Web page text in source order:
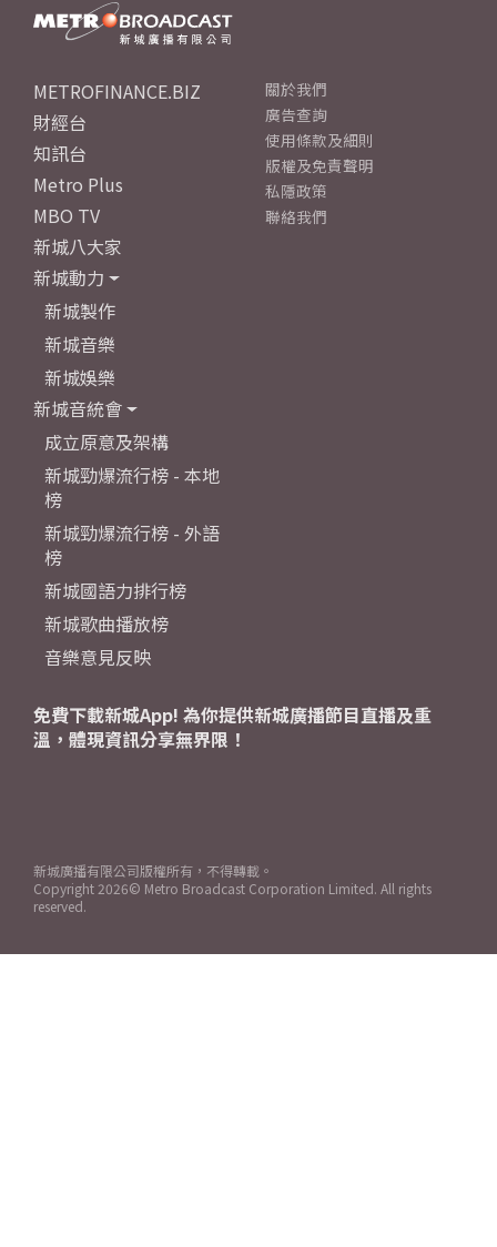
METROFINANCE.BIZ
財經台
知訊台
Metro Plus
MBO TV
新城八大家
新城動力
新城製作
新城音樂
新城娛樂
新城音統會
成立原意及架構
新城勁爆流行榜 - 本地
榜
新城勁爆流行榜 - 外語
榜
新城國語力排行榜
新城歌曲播放榜
音樂意見反映
關於我們
廣告查詢
使用條款及細則
版權及免責聲明
私隱政策
聯絡我們
免費下載新城App! 為你提供新城廣播節目直播及重
溫，體現資訊分享無界限！
新城廣播有限公司版權所有，不得轉載。
Copyright 2026© Metro Broadcast Corporation Limited. All rights
reserved.